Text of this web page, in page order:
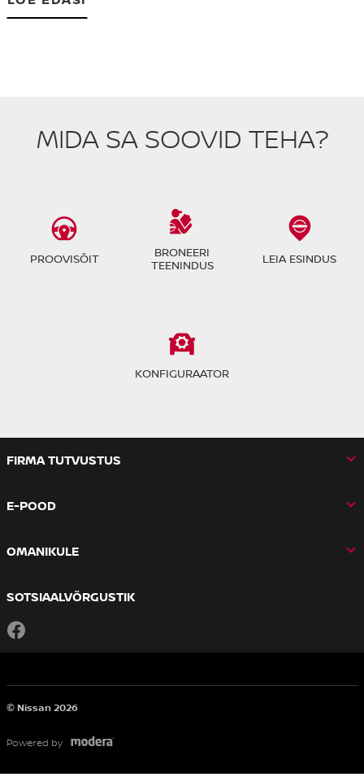
MIDA SA SOOVID TEHA?
PROOVISÕIT
BRONEERI
TEENINDUS
LEIA ESINDUS
KONFIGURAATOR
FIRMA TUTVUSTUS
E-POOD
OMANIKULE
SOTSIAALVÕRGUSTIK
© Nissan 2026
Powered by